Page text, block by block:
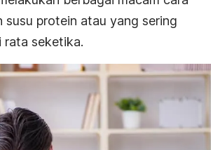
protein atau yang sering
rata seketika.